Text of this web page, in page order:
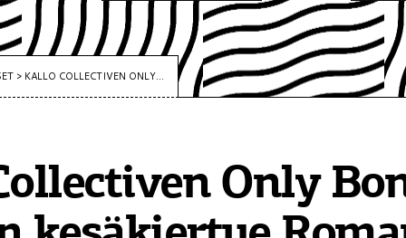
> KALLO COLLECTIVEN ONLY...
Only